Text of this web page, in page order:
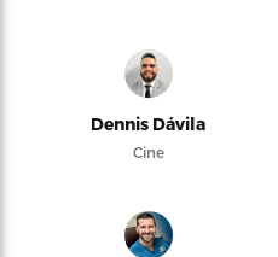
Dennis Dávila
Cine